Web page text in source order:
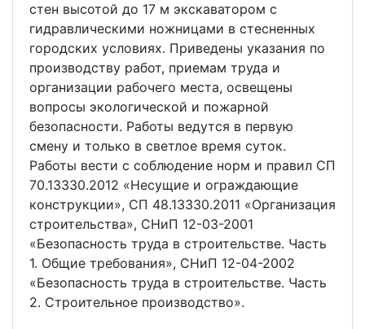
стен высотой до 17 м экскаватором с
гидравлическими ножницами в стесненных
городских условиях. Приведены указания по
производству работ, приемам труда и
организации рабочего места, освещены
вопросы экологической и пожарной
безопасности. Работы ведутся в первую
смену и только в светлое время суток.
Работы вести с соблюдение норм и правил СП
70.13330.2012 «Несущие и ограждающие
конструкции», СП 48.13330.2011 «Организация
строительства», СНиП 12-03-2001
«Безопасность труда в строительстве. Часть
1. Общие требования», СНиП 12-04-2002
«Безопасность труда в строительстве. Часть
2. Строительное производство».